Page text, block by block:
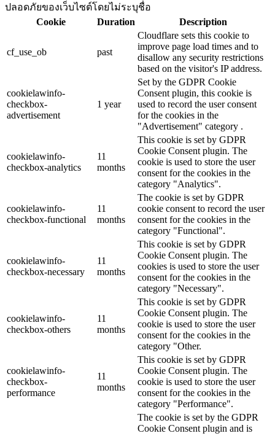
ปลอดภัยของเว็บไซต์โดยไม่ระบุชื่อ
Cookie
Duration Description
cf_use_ob past
Cloudflare sets this cookie to
improve page load times and to
disallow any security restrictions
based on the visitor's IP address.
cookielawinfo-
checkbox-
advertisement
1 year
Set by the GDPR Cookie
Consent plugin, this cookie is
used to record the user consent
for the cookies in the
"Advertisement" category .
cookielawinfo-
checkbox-analytics
11
months
This cookie is set by GDPR
Cookie Consent plugin. The
cookie is used to store the user
consent for the cookies in the
category "Analytics".
cookielawinfo-
checkbox-functional
11
months
The cookie is set by GDPR
cookie consent to record the user
consent for the cookies in the
category "Functional".
cookielawinfo-
checkbox-necessary
11
months
This cookie is set by GDPR
Cookie Consent plugin. The
cookies is used to store the user
consent for the cookies in the
category "Necessary".
cookielawinfo-
checkbox-others
11
months
This cookie is set by GDPR
Cookie Consent plugin. The
cookie is used to store the user
consent for the cookies in the
category "Other.
cookielawinfo-
checkbox-
performance
11
months
This cookie is set by GDPR
Cookie Consent plugin. The
cookie is used to store the user
consent for the cookies in the
category "Performance".
The cookie is set by the GDPR
Cookie Consent plugin and is